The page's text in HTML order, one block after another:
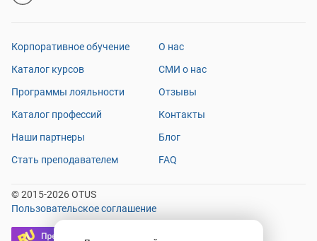
Корпоративное обучение
Каталог курсов
Программы лояльности
Каталог профессий
Наши партнеры
Стать преподавателем
О нас
СМИ о нас
Отзывы
Контакты
Блог
FAQ
© 2015-2026 OTUS
Пользовательское соглашение